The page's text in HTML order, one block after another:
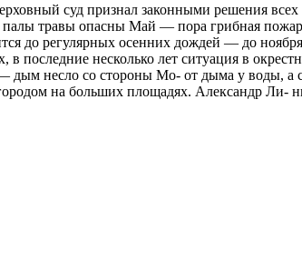
суд признал законными решения
палы травы опасны Май — пора грибная
до регулярных осенних дождей — до
несколько лет ситуация в
несло со стороны Мо- от дыма у воды, а
на больших площадях. Александр Ли-